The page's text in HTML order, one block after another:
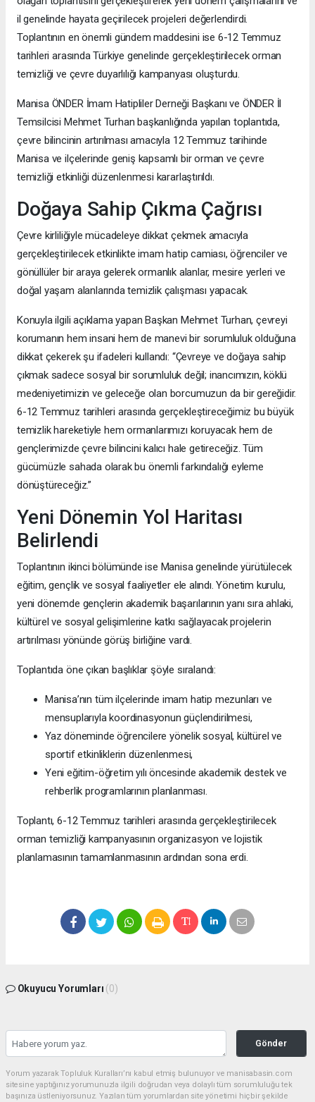
il genelinde hayata geçirilecek projeleri değerlendirdi.
Toplantının en önemli gündem maddesini ise 6-12 Temmuz
tarihleri arasında Türkiye genelinde gerçekleştirilecek orman
temizliği ve çevre duyarlılığı kampanyası oluşturdu.
Manisa ÖNDER İmam Hatipliler Derneği Başkanı ve ÖNDER İl
Temsilcisi Mehmet Turhan başkanlığında yapılan toplantıda,
çevre bilincinin artırılması amacıyla 12 Temmuz tarihinde
Manisa ve ilçelerinde geniş kapsamlı bir orman ve çevre
temizliği etkinliği düzenlenmesi kararlaştırıldı.
Doğaya Sahip Çıkma Çağrısı
Çevre kirliliğiyle mücadeleye dikkat çekmek amacıyla
gerçekleştirilecek etkinlikte imam hatip camiası, öğrenciler ve
gönüllüler bir araya gelerek ormanlık alanlar, mesire yerleri ve
doğal yaşam alanlarında temizlik çalışması yapacak.
Konuyla ilgili açıklama yapan Başkan Mehmet Turhan, çevreyi
korumanın hem insani hem de manevi bir sorumluluk olduğuna
dikkat çekerek şu ifadeleri kullandı: “Çevreye ve doğaya sahip
çıkmak sadece sosyal bir sorumluluk değil; inancımızın, köklü
medeniyetimizin ve geleceğe olan borcumuzun da bir gereğidir.
6-12 Temmuz tarihleri arasında gerçekleştireceğimiz bu büyük
temizlik hareketiyle hem ormanlarımızı koruyacak hem de
gençlerimizde çevre bilincini kalıcı hale getireceğiz. Tüm
gücümüzle sahada olarak bu önemli farkındalığı eyleme
dönüştüreceğiz.”
Yeni Dönemin Yol Haritası
Belirlendi
Toplantının ikinci bölümünde ise Manisa genelinde yürütülecek
eğitim, gençlik ve sosyal faaliyetler ele alındı. Yönetim kurulu,
yeni dönemde gençlerin akademik başarılarının yanı sıra ahlaki,
kültürel ve sosyal gelişimlerine katkı sağlayacak projelerin
artırılması yönünde görüş birliğine vardı.
Toplantıda öne çıkan başlıklar şöyle sıralandı:
Manisa’nın tüm ilçelerinde imam hatip mezunları ve
mensuplarıyla koordinasyonun güçlendirilmesi,
Yaz döneminde öğrencilere yönelik sosyal, kültürel ve
sportif etkinliklerin düzenlenmesi,
Yeni eğitim-öğretim yılı öncesinde akademik destek ve
rehberlik programlarının planlanması.
Toplantı, 6-12 Temmuz tarihleri arasında gerçekleştirilecek
orman temizliği kampanyasının organizasyon ve lojistik
planlamasının tamamlanmasının ardından sona erdi.
Okuyucu Yorumları (0)
Gönder
Yorum yazarak Topluluk Kuralları’nı kabul etmiş bulunuyor ve manisabasin.com
sitesine yaptığınız yorumunuzla ilgili doğrudan veya dolaylı tüm sorumluluğu tek
başınıza üstleniyorsunuz. Yazılan tüm yorumlardan site yönetimi hiçbir şekilde